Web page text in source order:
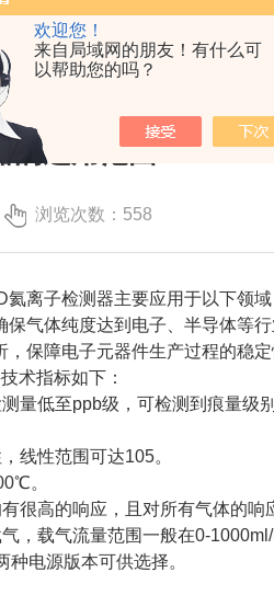
欢迎您！
来自局域网的朋友！有什么可
以帮助您的吗？
的适用范围
浏览次数：558
离子检测器主要应用于以下领
气体纯度达到电子、半导体等
保障电子元器件生产过程的稳定
术指标如下：
量低至ppb级，可检测到痕量级
线性范围可达105。
。
很高的响应，且对所有气体的响
，载气流量范围一般在0-1000ml/
电源版本可供选择。